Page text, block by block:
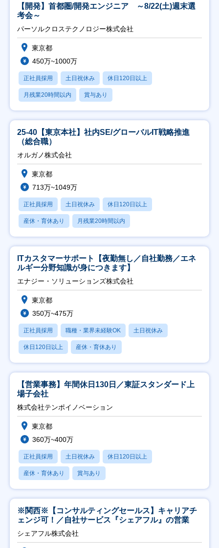
【開発】首都圏/開発エンジニア ～8/22(土)週末選
考会～
パーソルクロステクノロジー株式会社
東京都
450万~1000万
正社員採用 土日祝休み 休日120日以上
月残業20時間以内 賞与あり
25-40【東京本社】社内SE/グローバルIT戦略推進
（総合職）
オルガノ株式会社
東京都
713万~1049万
正社員採用 土日祝休み 休日120日以上
産休・育休あり 月残業20時間以内
ITカスタマーサポート【夜勤無し／自社勤務／エネ
ルギー分野知識が身につきます】
エナジー・ソリューションズ株式会社
東京都
350万~475万
正社員採用 職種・業界未経験OK 土日祝休み
休日120日以上 産休・育休あり
【営業事務】年間休日130日／東証スタンダード上
場子会社
株式会社テンポイノベーション
東京都
360万~400万
正社員採用 土日祝休み 休日120日以上
産休・育休あり 賞与あり
※関西※【コンサルティングセールス】キャリアチ
ェンジ可！／自社サービス『シェアフル』の営業
シェアフル株式会社